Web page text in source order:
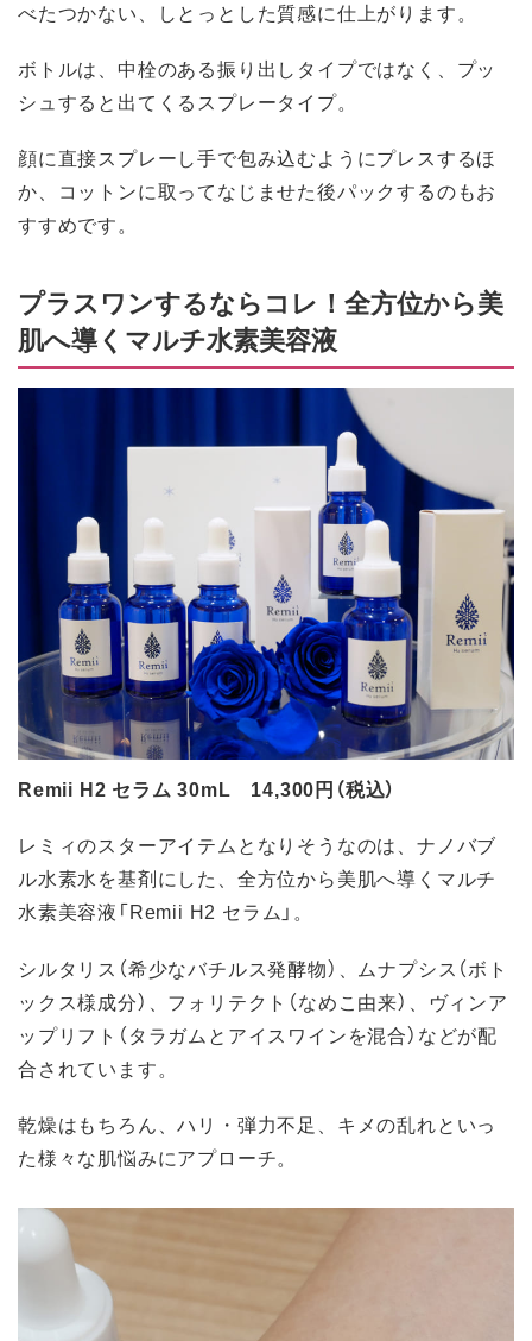
べたつかない、しとっとした質感に仕上がります。
ボトルは、中栓のある振り出しタイプではなく、プッ
シュすると出てくるスプレータイプ。
顔に直接スプレーし手で包み込むようにプレスするほ
か、コットンに取ってなじませた後パックするのもお
すすめです。
プラスワンするならコレ！全方位から美
肌へ導くマルチ水素美容液
Remii H2 セラム 30mL 14,300円（税込）
レミィのスターアイテムとなりそうなのは、ナノバブ
ル水素水を基剤にした、全方位から美肌へ導くマルチ
水素美容液「Remii H2 セラム」。
シルタリス（希少なバチルス発酵物）、ムナプシス（ボト
ックス様成分）、フォリテクト（なめこ由来）、ヴィンア
ップリフト（タラガムとアイスワインを混合）などが配
合されています。
乾燥はもちろん、ハリ・弾力不足、キメの乱れといっ
た様々な肌悩みにアプローチ。